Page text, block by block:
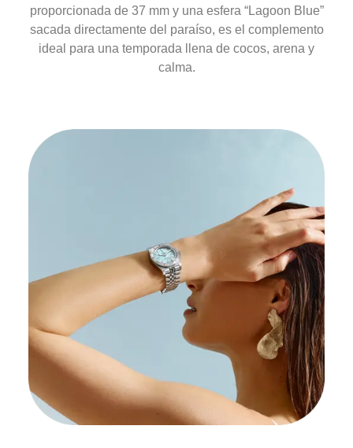
proporcionada de 37 mm y una esfera “Lagoon Blue”
sacada directamente del paraíso, es el complemento
ideal para una temporada llena de cocos, arena y
calma.